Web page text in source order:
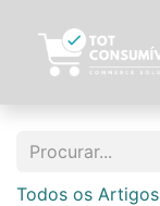
Todos os Artigos